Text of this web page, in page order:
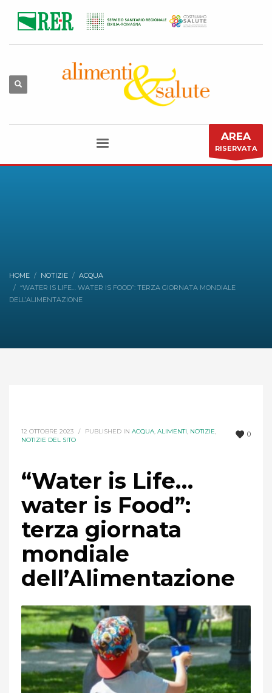
AREA
RISERVATA
HOME NOTIZIE
ACQUA
“WATER IS LIFE… WATER IS FOOD”: TERZA GIORNATA MONDIALE
DELL’ALIMENTAZIONE
0
12 OTTOBRE 2023 / PUBLISHED IN ACQUA, ALIMENTI, NOTIZIE,
NOTIZIE DEL SITO
“Water is Life…
water is Food”:
terza giornata
mondiale
dell’Alimentazione